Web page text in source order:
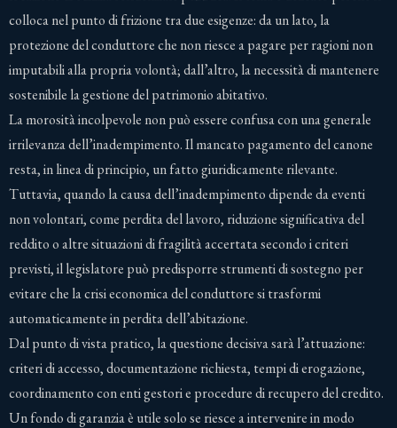
colloca nel punto di frizione tra due esigenze: da un lato, la
protezione del conduttore che non riesce a pagare per ragioni non
imputabili alla propria volontà; dall’altro, la necessità di mantenere
sostenibile la gestione del patrimonio abitativo.
La morosità incolpevole non può essere confusa con una generale
irrilevanza dell’inadempimento. Il mancato pagamento del canone
resta, in linea di principio, un fatto giuridicamente rilevante.
Tuttavia, quando la causa dell’inadempimento dipende da eventi
non volontari, come perdita del lavoro, riduzione significativa del
reddito o altre situazioni di fragilità accertata secondo i criteri
previsti, il legislatore può predisporre strumenti di sostegno per
evitare che la crisi economica del conduttore si trasformi
automaticamente in perdita dell’abitazione.
Dal punto di vista pratico, la questione decisiva sarà l’attuazione:
criteri di accesso, documentazione richiesta, tempi di erogazione,
coordinamento con enti gestori e procedure di recupero del credito.
Un fondo di garanzia è utile solo se riesce a intervenire in modo